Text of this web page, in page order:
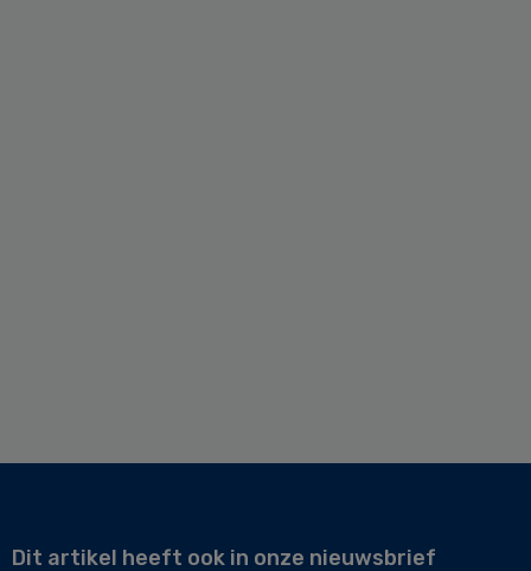
Dit artikel heeft ook in onze nieuwsbrief